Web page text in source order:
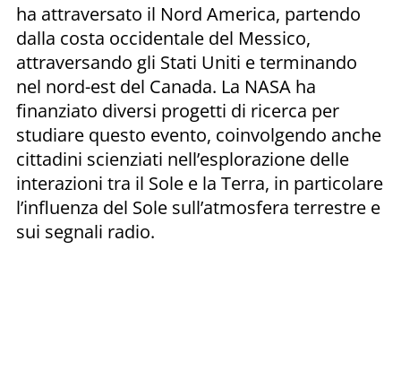
ha attraversato il Nord America, partendo
dalla costa occidentale del Messico,
attraversando gli Stati Uniti e terminando
nel nord-est del Canada. La NASA ha
finanziato diversi progetti di ricerca per
studiare questo evento, coinvolgendo anche
cittadini scienziati nell’esplorazione delle
interazioni tra il Sole e la Terra, in particolare
l’influenza del Sole sull’atmosfera terrestre e
sui segnali radio.